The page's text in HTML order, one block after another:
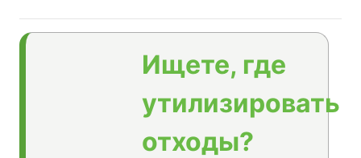
Ищете, где
утилизировать
отходы?